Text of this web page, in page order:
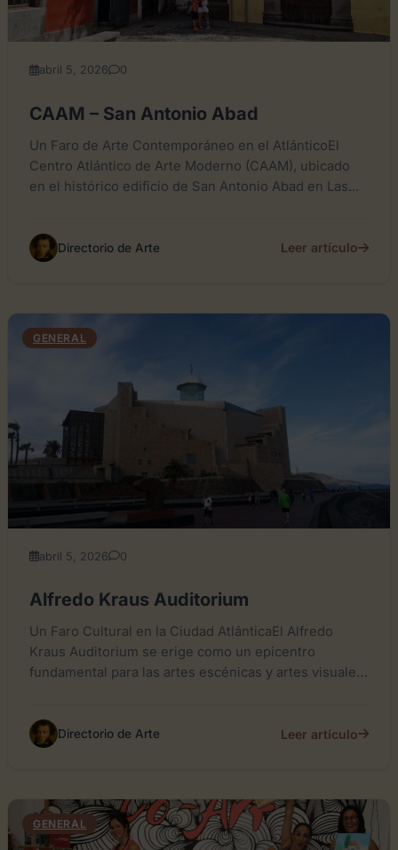
abril 5, 2026 0
CAAM – San Antonio Abad
Un Faro de Arte Contemporáneo en el AtlánticoEl
Centro Atlántico de Arte Moderno (CAAM), ubicado
en el histórico edificio de San Antonio Abad en Las...
Directorio de Arte Leer artículo
GENERAL
abril 5, 2026 0
Alfredo Kraus Auditorium
Un Faro Cultural en la Ciudad AtlánticaEl Alfredo
Kraus Auditorium se erige como un epicentro
fundamental para las artes escénicas y artes visuales
Directorio de Arte Leer artículo
GENERAL